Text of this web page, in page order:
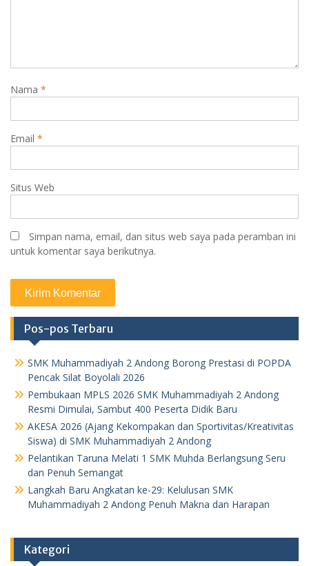
Nama *
Email *
Situs Web
Simpan nama, email, dan situs web saya pada peramban ini
untuk komentar saya berikutnya.
Pos-pos Terbaru
SMK Muhammadiyah 2 Andong Borong Prestasi di POPDA
Pencak Silat Boyolali 2026
Pembukaan MPLS 2026 SMK Muhammadiyah 2 Andong
Resmi Dimulai, Sambut 400 Peserta Didik Baru
AKESA 2026 (Ajang Kekompakan dan Sportivitas/Kreativitas
Siswa) di SMK Muhammadiyah 2 Andong
Pelantikan Taruna Melati 1 SMK Muhda Berlangsung Seru
dan Penuh Semangat
Langkah Baru Angkatan ke-29: Kelulusan SMK
Muhammadiyah 2 Andong Penuh Makna dan Harapan
Kategori